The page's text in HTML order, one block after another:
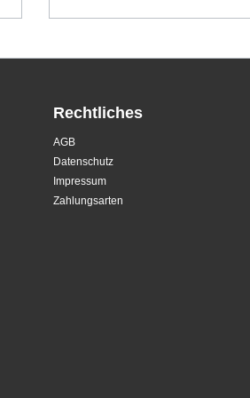
Rechtliches
AGB
Datenschutz
Impressum
Zahlungsarten